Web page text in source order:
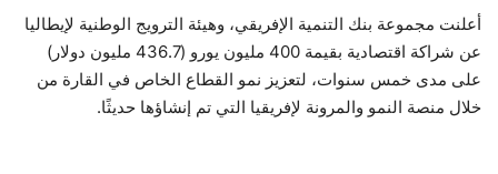
أعلنت مجموعة بنك التنمية الإفريقي، وهيئة الترويج الوطنية لإيطاليا
عن شراكة اقتصادية بقيمة 400 مليون يورو (436.7 مليون دولار)
على مدى خمس سنوات، لتعزيز نمو القطاع الخاص في القارة من
خلال منصة النمو والمرونة لإفريقيا التي تم إنشاؤها حديثًا.